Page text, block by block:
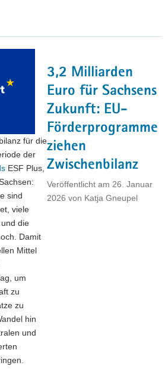
3,2 Milliarden
Euro für Sachsens
Zukunft: EU-
Förderprogramme
ziehen
Zwischenbilanz
Veröffentlicht am 26. Januar
2026 von Katja Gneupel
für die
der
ESF Plus,
sind
viele
die
Damit
Mittel
um
zu
zu
hin
und